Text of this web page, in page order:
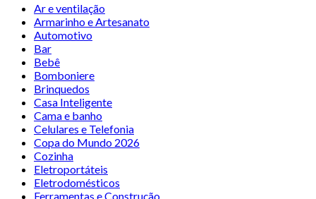
Ar e ventilação
Armarinho e Artesanato
Automotivo
Bar
Bebê
Bomboniere
Brinquedos
Casa Inteligente
Cama e banho
Celulares e Telefonia
Copa do Mundo 2026
Cozinha
Eletroportáteis
Eletrodomésticos
Ferramentas e Construção